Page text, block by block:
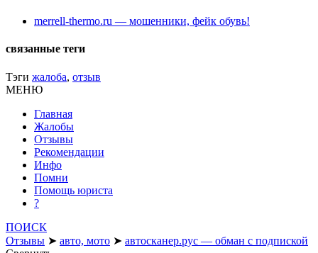
merrell-thermo.ru — мошенники, фейк обувь!
связанные теги
Тэги жалоба, отзыв
МЕНЮ
Главная
Жалобы
Отзывы
Рекомендации
Инфо
Помни
Помощь юриста
?
ПОИСК
Отзывы ➤ авто, мото ➤ автосканер.рус — обман с подпиской